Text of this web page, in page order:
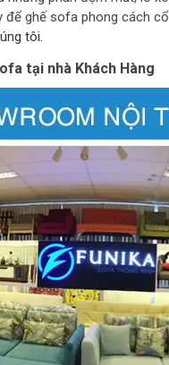
ghế sofa phong cách
tôi.
tại nhà Khách Hàng